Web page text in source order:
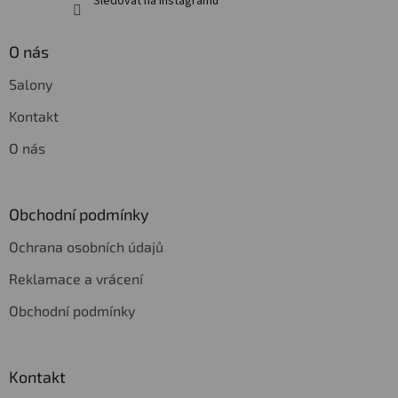
O nás
Salony
Kontakt
O nás
Obchodní podmínky
Ochrana osobních údajů
Reklamace a vrácení
Obchodní podmínky
Kontakt